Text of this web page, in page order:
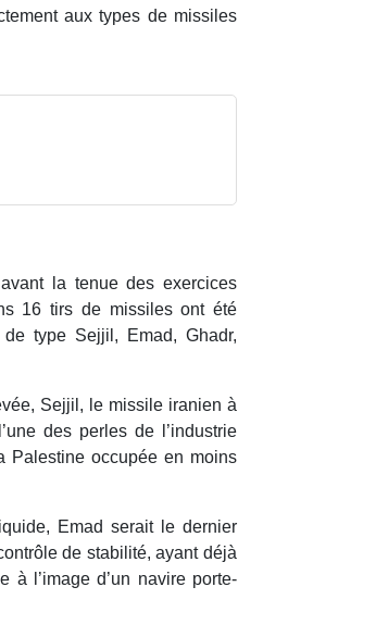
aux types de missiles
la tenue des exercices
16 tirs de missiles ont été
type Sejjil, Emad, Ghadr,
Sejjil, le missile iranien à
des perles de l’industrie
Palestine occupée en moins
Emad serait le dernier
de stabilité, ayant déjà
à l’image d’un navire porte-